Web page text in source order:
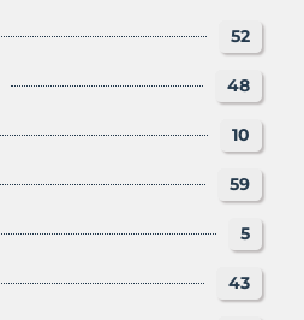
52
48
10
59
5
43